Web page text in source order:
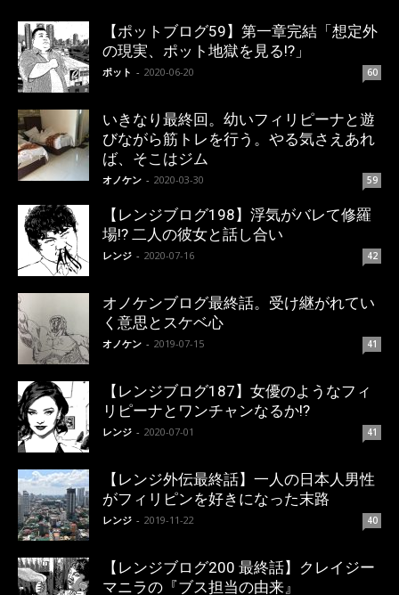
【ポットブログ59】第一章完結「想定外
の現実、ポット地獄を見る!?」
ポット - 2020-06-20 60
いきなり最終回。幼いフィリピーナと遊
びながら筋トレを行う。やる気さえあれ
ば、そこはジム
オノケン - 2020-03-30 59
【レンジブログ198】浮気がバレて修羅
場!? 二人の彼女と話し合い
レンジ - 2020-07-16 42
オノケンブログ最終話。受け継がれてい
く意思とスケベ心
オノケン - 2019-07-15 41
【レンジブログ187】女優のようなフィ
リピーナとワンチャンなるか!?
レンジ - 2020-07-01 41
【レンジ外伝最終話】一人の日本人男性
がフィリピンを好きになった末路
レンジ - 2019-11-22 40
【レンジブログ200 最終話】クレイジー
マニラの『ブス担当の由来』